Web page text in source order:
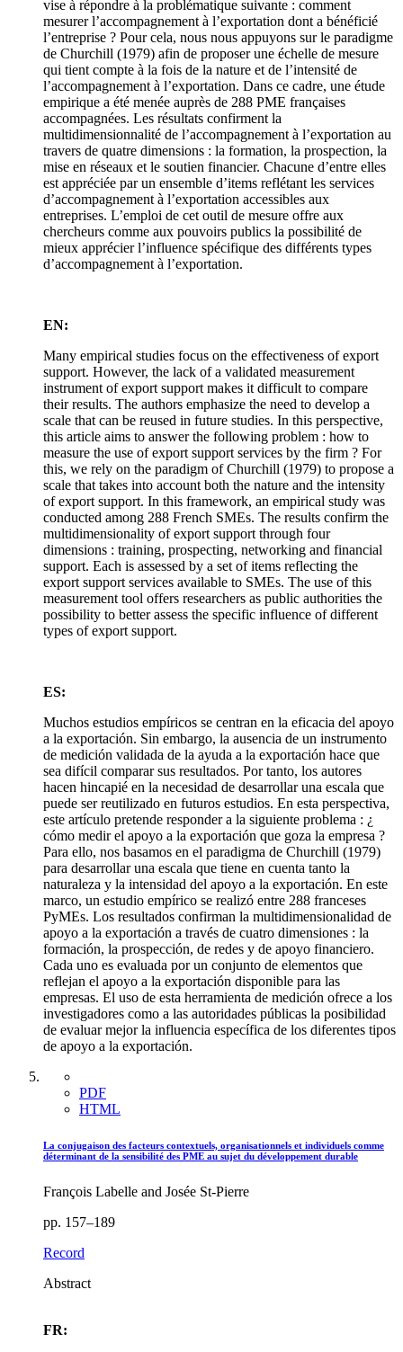
vise à répondre à la problématique suivante : comment
mesurer l’accompagnement à l’exportation dont a bénéficié
l’entreprise ? Pour cela, nous nous appuyons sur le paradigme
de Churchill (1979) afin de proposer une échelle de mesure
qui tient compte à la fois de la nature et de l’intensité de
l’accompagnement à l’exportation. Dans ce cadre, une étude
empirique a été menée auprès de 288 PME françaises
accompagnées. Les résultats confirment la
multidimensionnalité de l’accompagnement à l’exportation au
travers de quatre dimensions : la formation, la prospection, la
mise en réseaux et le soutien financier. Chacune d’entre elles
est appréciée par un ensemble d’items reflétant les services
d’accompagnement à l’exportation accessibles aux
entreprises. L’emploi de cet outil de mesure offre aux
chercheurs comme aux pouvoirs publics la possibilité de
mieux apprécier l’influence spécifique des différents types
d’accompagnement à l’exportation.
EN:
Many empirical studies focus on the effectiveness of export
support. However, the lack of a validated measurement
instrument of export support makes it difficult to compare
their results. The authors emphasize the need to develop a
scale that can be reused in future studies. In this perspective,
this article aims to answer the following problem : how to
measure the use of export support services by the firm ? For
this, we rely on the paradigm of Churchill (1979) to propose a
scale that takes into account both the nature and the intensity
of export support. In this framework, an empirical study was
conducted among 288 French SMEs. The results confirm the
multidimensionality of export support through four
dimensions : training, prospecting, networking and financial
support. Each is assessed by a set of items reflecting the
export support services available to SMEs. The use of this
measurement tool offers researchers as public authorities the
possibility to better assess the specific influence of different
types of export support.
ES:
Muchos estudios empíricos se centran en la eficacia del apoyo
a la exportación. Sin embargo, la ausencia de un instrumento
de medición validada de la ayuda a la exportación hace que
sea difícil comparar sus resultados. Por tanto, los autores
hacen hincapié en la necesidad de desarrollar una escala que
puede ser reutilizado en futuros estudios. En esta perspectiva,
este artículo pretende responder a la siguiente problema : ¿
cómo medir el apoyo a la exportación que goza la empresa ?
Para ello, nos basamos en el paradigma de Churchill (1979)
para desarrollar una escala que tiene en cuenta tanto la
naturaleza y la intensidad del apoyo a la exportación. En este
marco, un estudio empírico se realizó entre 288 franceses
PyMEs. Los resultados confirman la multidimensionalidad de
apoyo a la exportación a través de cuatro dimensiones : la
formación, la prospección, de redes y de apoyo financiero.
Cada uno es evaluada por un conjunto de elementos que
reflejan el apoyo a la exportación disponible para las
empresas. El uso de esta herramienta de medición ofrece a los
investigadores como a las autoridades públicas la posibilidad
de evaluar mejor la influencia específica de los diferentes tipos
de apoyo a la exportación.
PDF
HTML
La conjugaison des facteurs contextuels, organisationnels et individuels comme
déterminant de la sensibilité des PME au sujet du développement durable
François Labelle and Josée St-Pierre
pp. 157–189
Record
Abstract
FR: